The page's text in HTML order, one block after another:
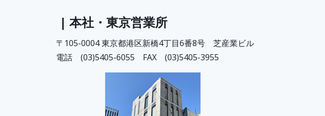
| 本社・東京営業所
〒105-0004 東京都港区新橋4丁目6番8号 芝産業ビル
電話 (03)5405-6055 FAX (03)5405-3955